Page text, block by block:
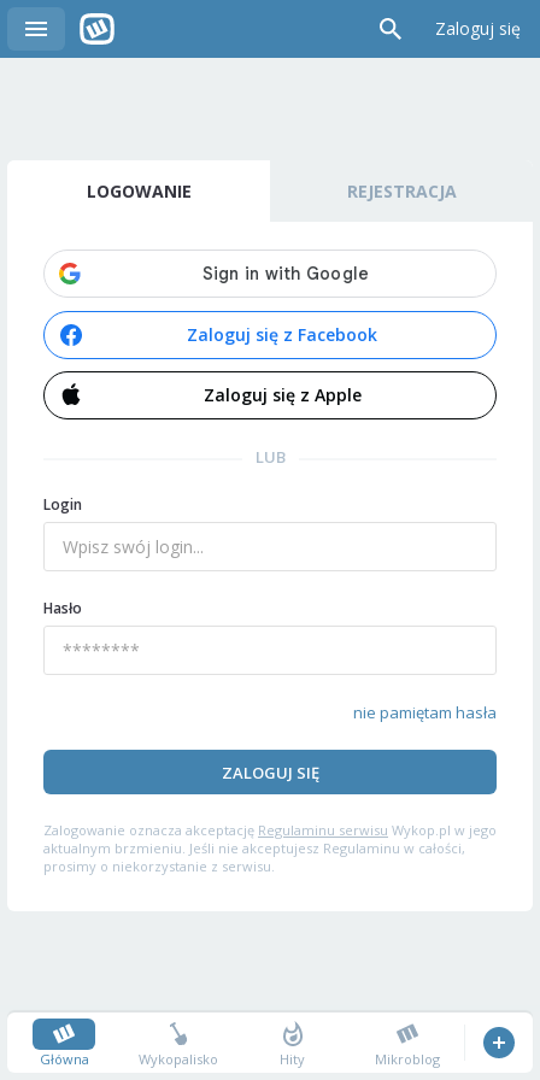
Zaloguj się
LOGOWANIE REJESTRACJA
Zaloguj się z Facebook
Zaloguj się z Apple
LUB
Login
Hasło
nie pamiętam hasła
ZALOGUJ SIĘ
Zalogowanie oznacza akceptację Regulaminu serwisu Wykop.pl w jego
aktualnym brzmieniu. Jeśli nie akceptujesz Regulaminu w całości,
prosimy o niekorzystanie z serwisu.
Główna Wykopalisko Hity Mikroblog